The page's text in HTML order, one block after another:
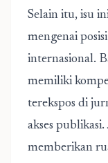
Selain itu, isu
mengenai
internasional.
memiliki
terekspos di
akses
memberikan